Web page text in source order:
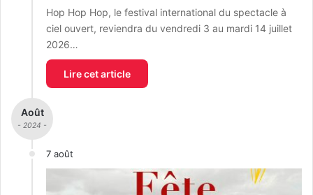
Hop Hop Hop, le festival international du spectacle à
ciel ouvert, reviendra du vendredi 3 au mardi 14 juillet
2026…
Lire cet article
Août
- 2024 -
7 août